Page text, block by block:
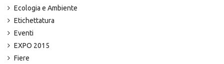
Ecologia e Ambiente
Etichettatura
Eventi
EXPO 2015
Fiere